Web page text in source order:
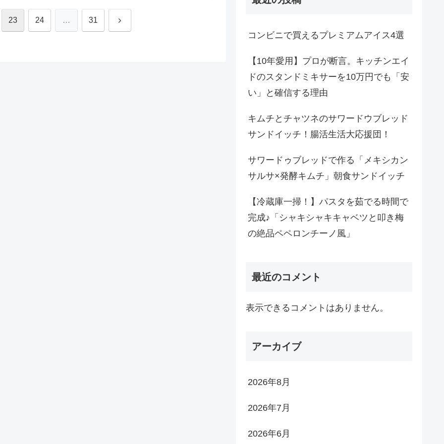
23 24 … 31 次
コンビニで買えるプレミアムアイス4選
【10年愛用】プロが断言。キッチンエイ
ドのスタンドミキサーを10万円でも「安
い」と確信する理由
キムチとチャツネのサワードウブレッド
サンドイッチ！腸活生活大応援団！
サワードゥブレッドで作る「メキシカン
サルサ×発酵キムチ」朝食サンドイッチ
【冷蔵庫一掃！】パスタを茹でる時間で
完成♪「シャキシャキキャベツと叩き梅
の絶品ペペロンチーノ風」
最近のコメント
表示できるコメントはありません。
アーカイブ
2026年8月
2026年7月
2026年6月